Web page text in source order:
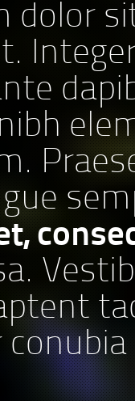
dolor